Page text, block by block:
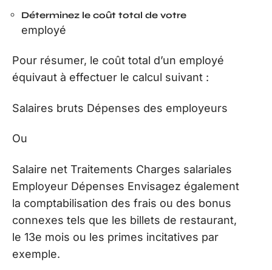
Déterminez le coût total de votre
employé
Pour résumer, le coût total d’un employé
équivaut à effectuer le calcul suivant :
Salaires bruts Dépenses des employeurs
Ou
Salaire net Traitements Charges salariales
Employeur Dépenses Envisagez également
la comptabilisation des frais ou des bonus
connexes tels que les billets de restaurant,
le 13e mois ou les primes incitatives par
exemple.